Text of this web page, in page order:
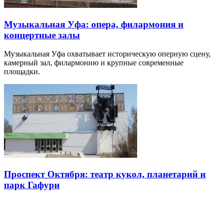
Музыкальная Уфа: опера, филармония и
концертные залы
Музыкальная Уфа охватывает историческую оперную сцену,
камерный зал, филармонию и крупные современные
площадки.
Проспект Октября: театр кукол, планетарий и
парк Гафури